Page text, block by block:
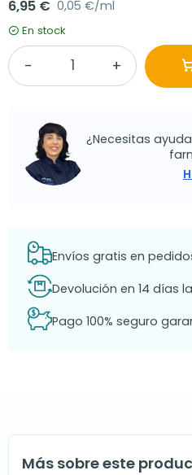
6,95 € 0,05 €/ml
En stock
¿Necesitas
Envíos gratis en
Devolución en 14 días
Pago 100% seguro
Más sobre este